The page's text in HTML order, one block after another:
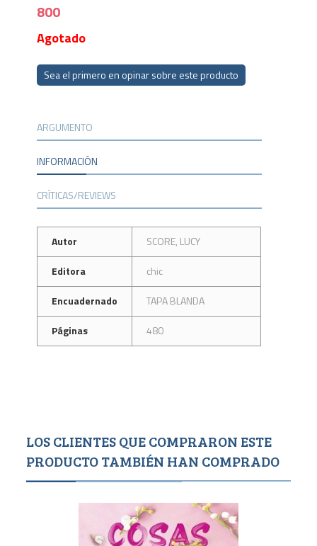
800
Agotado
Sea el primero en opinar sobre este producto
ARGUMENTO
INFORMACIÓN
CRÍTICAS/REVIEWS
Autor
SCORE, LUCY
Editora
chic
Encuadernado
TAPA BLANDA
Páginas
480
LOS CLIENTES QUE COMPRARON ESTE
PRODUCTO TAMBIÉN HAN COMPRADO